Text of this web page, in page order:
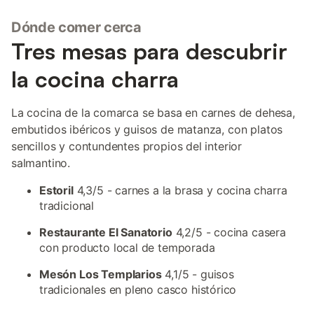
Dónde comer cerca
Tres mesas para descubrir
la cocina charra
La cocina de la comarca se basa en carnes de dehesa,
embutidos ibéricos y guisos de matanza, con platos
sencillos y contundentes propios del interior
salmantino.
Estoril4,3/5 - carnes a la brasa y cocina charra
tradicional
Restaurante El Sanatorio4,2/5 - cocina casera
con producto local de temporada
Mesón Los Templarios4,1/5 - guisos
tradicionales en pleno casco histórico